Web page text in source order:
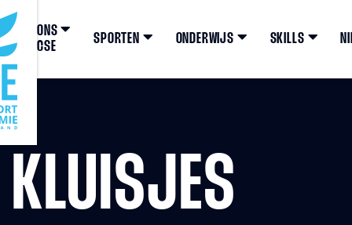
ONS
CSE
SPORTEN ONDERWIJS SKILLS
KLUISJES